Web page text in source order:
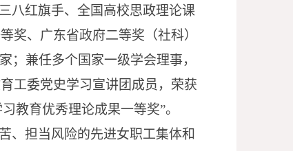
八红旗手、全国高校思政理论课
奖、广东省政府二等奖（社科）
；兼任多个国家一级学会理事，
工委党史学习宣讲团成员，荣获
教育优秀理论成果一等奖”。
、担当风险的先进女职工集体和